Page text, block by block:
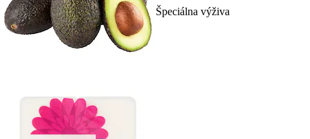
Špeciálna výživa